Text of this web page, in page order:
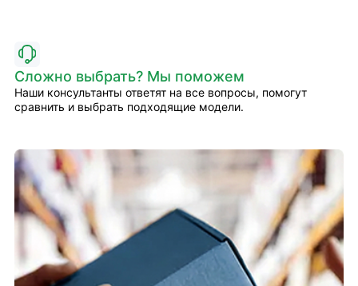
Сложно выбрать? Мы поможем
Наши консультанты ответят на все вопросы, помогут
сравнить и выбрать подходящие модели.